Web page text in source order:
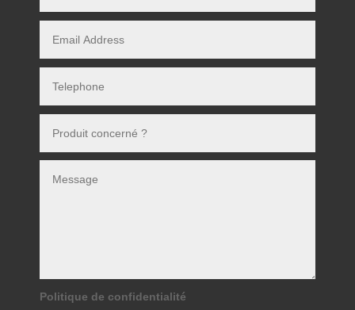
Politique de confidentialité